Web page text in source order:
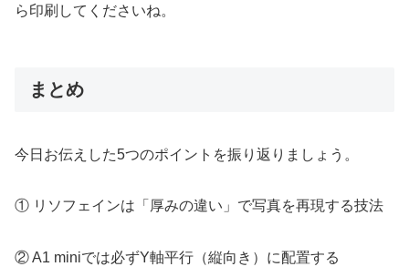
ら印刷してくださいね。
まとめ
今日お伝えした5つのポイントを振り返りましょう。
① リソフェインは「厚みの違い」で写真を再現する技法
② A1 miniでは必ずY軸平行（縦向き）に配置する